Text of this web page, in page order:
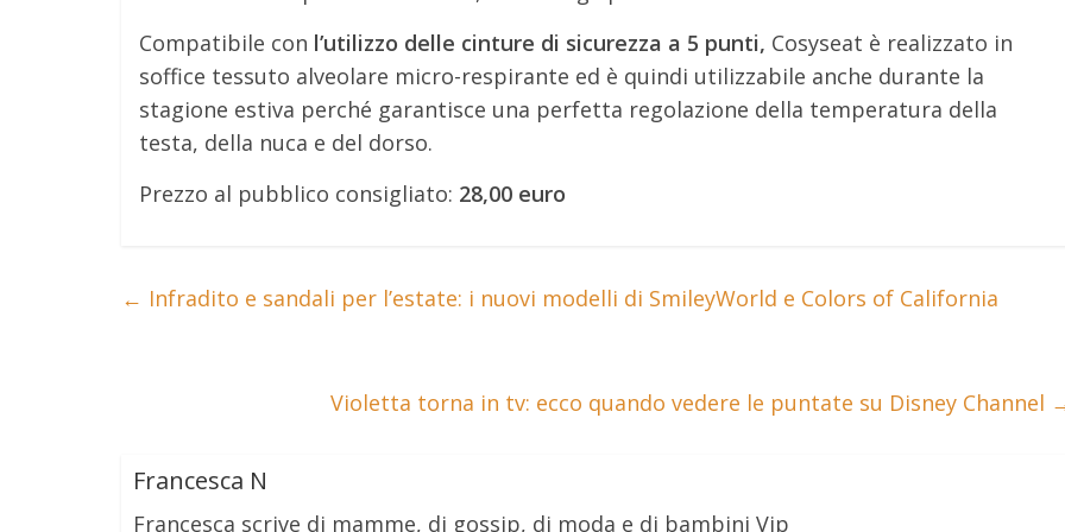
Compatibile con l’utilizzo delle cinture di sicurezza a 5 punti, Cosyseat è realizzato in
soffice tessuto alveolare micro-respirante ed è quindi utilizzabile anche durante la
stagione estiva perché garantisce una perfetta regolazione della temperatura della
testa, della nuca e del dorso.
Prezzo al pubblico consigliato: 28,00 euro
← Infradito e sandali per l’estate: i nuovi modelli di SmileyWorld e Colors of California
Violetta torna in tv: ecco quando vedere le puntate su Disney Channel
Francesca N
Francesca scrive di mamme, di gossip, di moda e di bambini Vip